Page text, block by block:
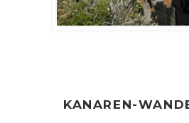
KANAREN-